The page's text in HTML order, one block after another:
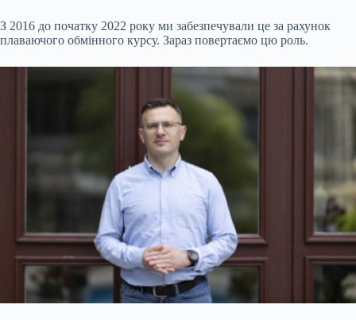
З 2016 до початку 2022 року ми забезпечували це за рахунок
плаваючого обмінного курсу. Зараз повертаємо цю роль.